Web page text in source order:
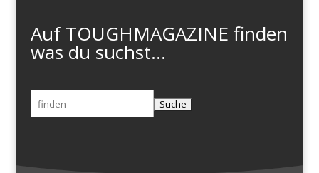
Auf TOUGHMAGAZINE finden
was du suchst...
Suchen
nach: